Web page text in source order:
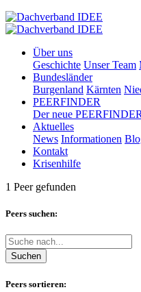
Über uns
Geschichte Unser Team
Bundesländer
Burgenland Kärnten
PEERFINDER
Der neue PEERFINDER
Aktuelles
News Informationen
Kontakt
Krisenhilfe
1 Peer gefunden
Peers suchen:
Suchen
Peers sortieren: